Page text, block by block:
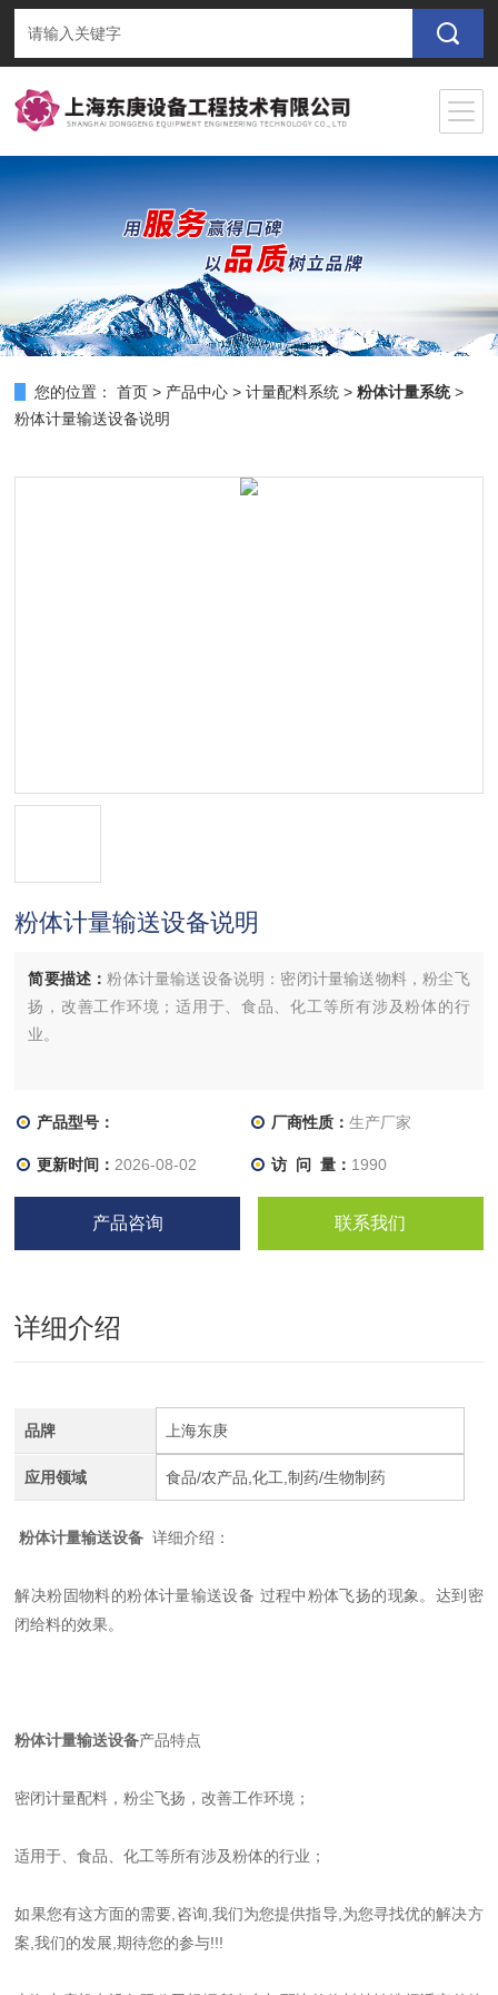
您的位置： 首页 > 产品中心 >计量配料系统 >粉体计量系统>
粉体计量输送设备说明
粉体计量输送设备说明
简要描述：粉体计量输送设备说明：密闭计量输送物料，粉尘飞
扬，改善工作环境；适用于、食品、化工等所有涉及粉体的行
业。
产品型号： 厂商性质： 生产厂家
更新时间： 2026-08-02 访 问 量： 1990
产品咨询 联系我们
详细介绍
品牌 上海东庚
应用领域 食品/农产品,化工,制药/生物制药
粉体计量输送设备 详细介绍：
解决粉固物料的粉体计量输送设备 过程中粉体飞扬的现象。达到密
闭给料的效果。
粉体计量输送设备产品特点
密闭计量配料，粉尘飞扬，改善工作环境；
适用于、食品、化工等所有涉及粉体的行业；
如果您有这方面的需要,咨询,我们为您提供指导,为您寻找优的解决方
案,我们的发展,期待您的参与!!!